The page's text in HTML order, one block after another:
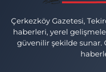
Çerkezköy Gazetesi,
haberleri, yerel
güvenilir şekilde sunar.